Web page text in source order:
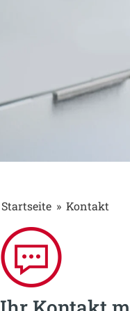
Startseite » Kontakt